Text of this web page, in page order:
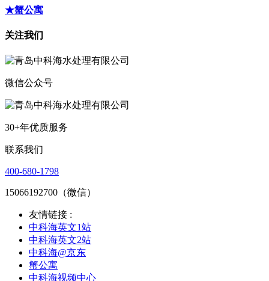
★蟹公寓
关注我们
微信公众号
30+年优质服务
联系我们
400-680-1798
15066192700（微信）
友情链接 :
中科海英文1站
中科海英文2站
中科海@京东
蟹公寓
中科海视频中心